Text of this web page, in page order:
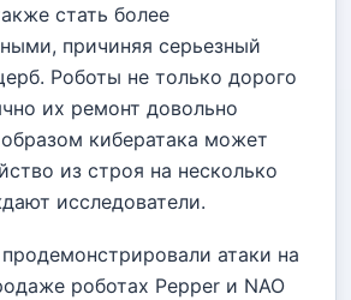
стать более
причиняя серьезный
Роботы не только дорого
их ремонт довольно
кибератака может
из строя на несколько
исследователи.
атаки на
роботах Pepper и NAO